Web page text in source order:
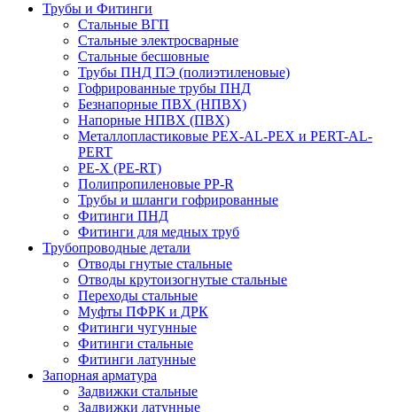
Трубы и Фитинги
Стальные ВГП
Стальные электросварные
Стальные бесшовные
Трубы ПНД ПЭ (полиэтиленовые)
Гофрированные трубы ПНД
Безнапорные ПВХ (НПВХ)
Напорные НПВХ (ПВХ)
Металлопластиковые PEX-AL-PEX и PERT-AL-
PERT
PE-X (PE-RT)
Полипропиленовые PP-R
Трубы и шланги гофрированные
Фитинги ПНД
Фитинги для медных труб
Трубопроводные детали
Отводы гнутые стальные
Отводы крутоизогнутые стальные
Переходы стальные
Муфты ПФРК и ДРК
Фитинги чугунные
Фитинги стальные
Фитинги латунные
Запорная арматура
Задвижки стальные
Задвижки латунные